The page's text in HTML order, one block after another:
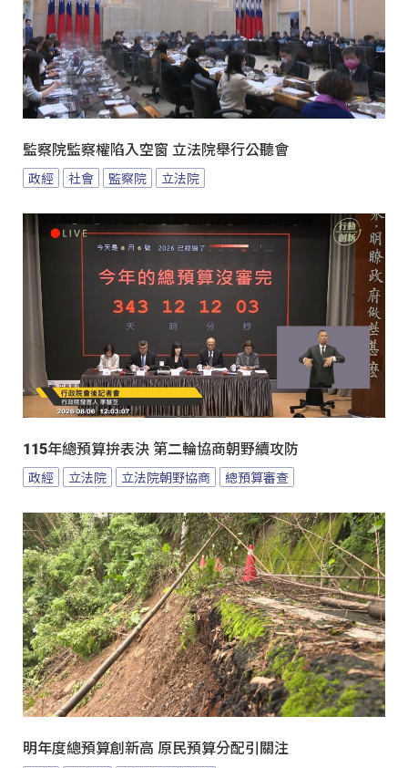
監察院監察權陷入空窗 立法院舉行公聽會
政經 社會 監察院 立法院
115年總預算拚表決 第二輪協商朝野續攻防
政經 立法院 立法院朝野協商 總預算審查
明年度總預算創新高 原民預算分配引關注